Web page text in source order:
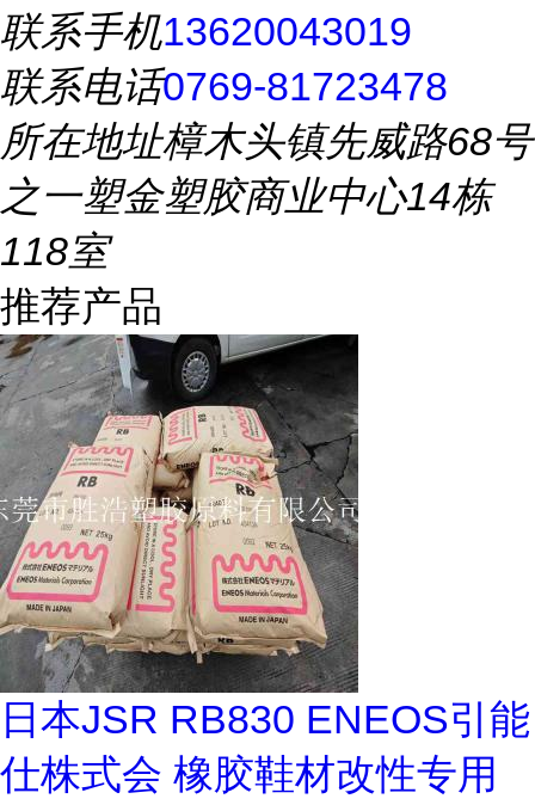
联系手机13620043019
联系电话0769-81723478
所在地址樟木头镇先威路68号
之一塑金塑胶商业中心14栋
118室
推荐产品
日本JSR RB830 ENEOS引能
仕株式会 橡胶鞋材改性专用